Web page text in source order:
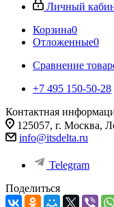
Личный
Корзина0
Отложенные0
Сравнение
+7 495 150-50-28
Контактная
125057, г. Москва,
info@itsdelta.ru
Telegram
Поделиться